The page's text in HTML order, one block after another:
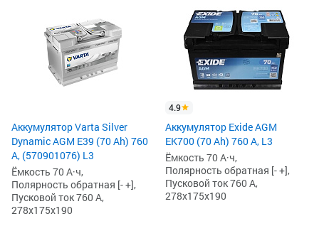
Аккумулятор Varta Silver
Dynamic AGM E39 (70 Ah) 760
А, (570901076) L3
Ёмкость 70 А·ч,
Полярность обратная [- +],
Пусковой ток 760 А,
278x175x190
4.9
Аккумулятор Exide AGM
EK700 (70 Ah) 760 А, L3
Ёмкость 70 А·ч,
Полярность обратная [- +],
Пусковой ток 760 А,
278x175x190